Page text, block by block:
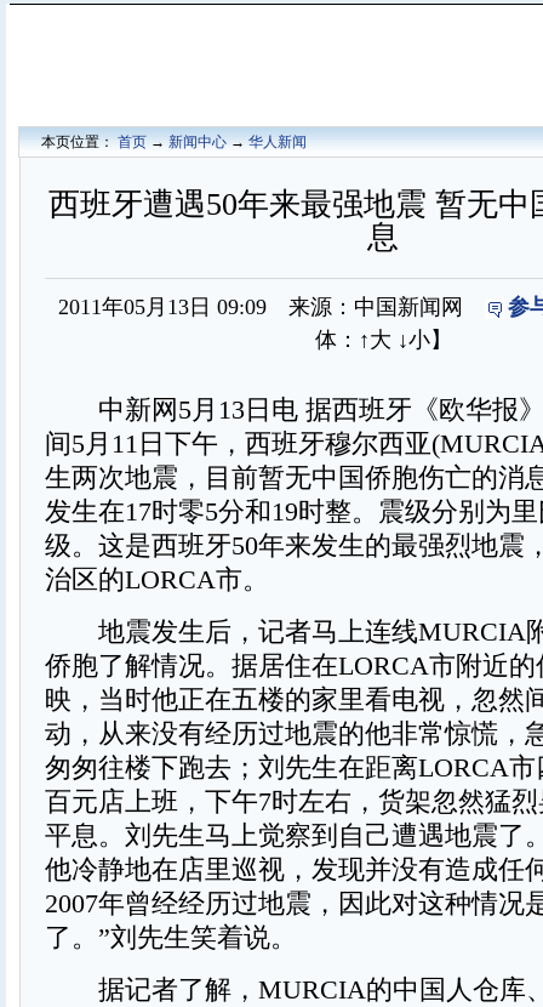
本页位置：首页→新闻中心→华人新闻
西班牙遭遇50年来最强地震 暂无中
息
2011年05月13日 09:09 来源：中国新闻网
参
体： ↑大 ↓小】
中新网5月13日电 据西班牙《欧华报
间5月11日下午，西班牙穆尔西亚
生两次地震，目前暂无中国侨胞伤亡的消
发生在17时零5分和19时整。震级分别为
级。这是西班牙50年来发生的最强烈地震
治区的LORCA市。
地震发生后，记者马上连线MURCIA
侨胞了解情况。据居住在LORCA市附近
映，当时他正在五楼的家里看电视，忽然
动，从来没有经历过地震的他非常惊慌，
匆匆往楼下跑去；刘先生在距离LORCA
百元店上班，下午7时左右，货架忽然猛
平息。刘先生马上觉察到自己遭遇地震了
他冷静地在店里巡视，发现并没有造成任
2007年曾经经历过地震，因此对这种情况
了。”刘先生笑着说。
据记者了解，MURCIA的中国人仓库